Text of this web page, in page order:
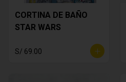
CORTINA DE BAÑO
STAR WARS
S/ 69.00